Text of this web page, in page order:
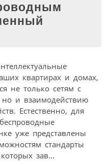
квартирах и домах,
не только сетям с
и взаимодействию
Естественно, для
уже представлены
стандарты
зав...